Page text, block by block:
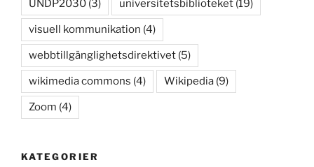
UNDP2030 (3) universitetsbiblioteket (19)
visuell kommunikation (4)
webbtillgänglighetsdirektivet (5)
wikimedia commons (4) Wikipedia (9)
Zoom (4)
KATEGORIER